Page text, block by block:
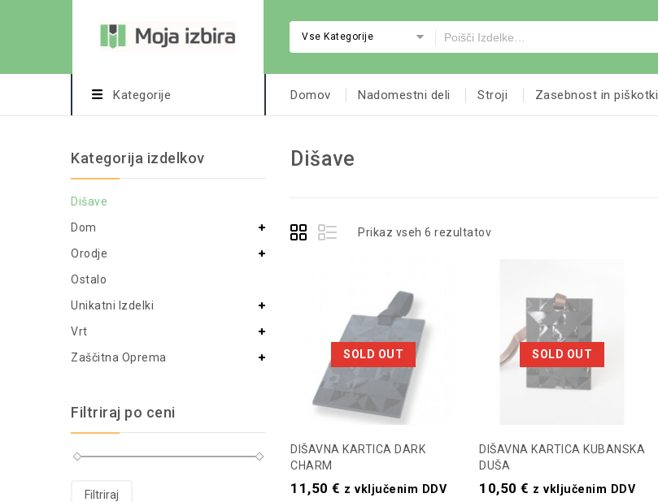
Vse Kategorije
Kategorije Domov Nadomestni deli Stroji Zasebnost in piškotki
Dišave
Prikaz vseh 6 rezultatov
SOLD OUT
DIŠAVNA KARTICA DARK
CHARM
11,50 € z vključenim DDV
SOLD OUT
DIŠAVNA KARTICA KUBANSKA
DUŠA
10,50 € z vključenim DDV
Kategorija izdelkov
Dišave
Dom
Orodje
Ostalo
Unikatni Izdelki
Vrt
Zaščitna Oprema
Filtriraj po ceni
Filtriraj